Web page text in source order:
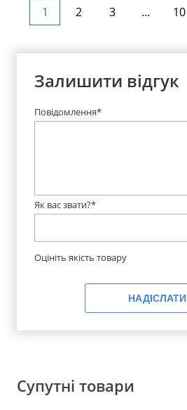
1 2 3 ... 10
Залишити відгук
Повідомлення*
Як вас звати?*
Оцініть якість товару
НАДІСЛАТИ
Супутні товари